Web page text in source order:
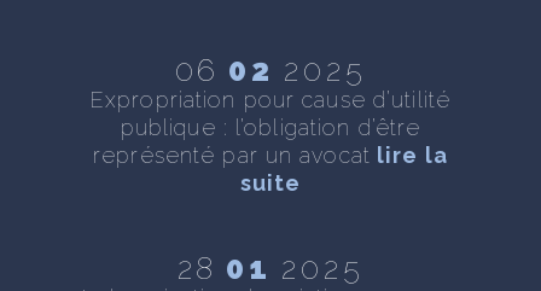
06 02 2025
Expropriation pour cause d’utilité
publique : l’obligation d’être
représenté par un avocat lire la
suite
28 01 2025